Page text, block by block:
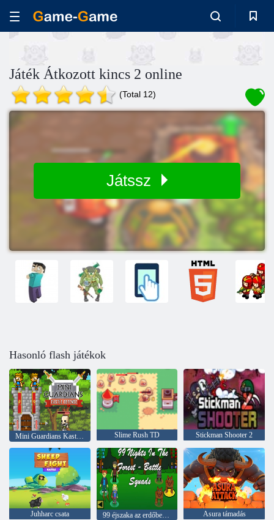
Játék Átkozott kincs 2 online
(Total 12)
Játssz
Hasonló flash játékok
Mini Guardians Kastély védelem Slime Rush TD Stickman Shooter 2
Juhharc csata 99 éjszaka az erdőben – Csataosztagok Asura támadás